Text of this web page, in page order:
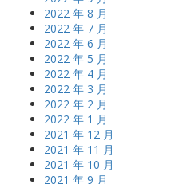
2022 年 8 月
2022 年 7 月
2022 年 6 月
2022 年 5 月
2022 年 4 月
2022 年 3 月
2022 年 2 月
2022 年 1 月
2021 年 12 月
2021 年 11 月
2021 年 10 月
2021 年 9 月